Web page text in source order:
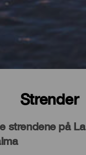
Strender
strendene på La